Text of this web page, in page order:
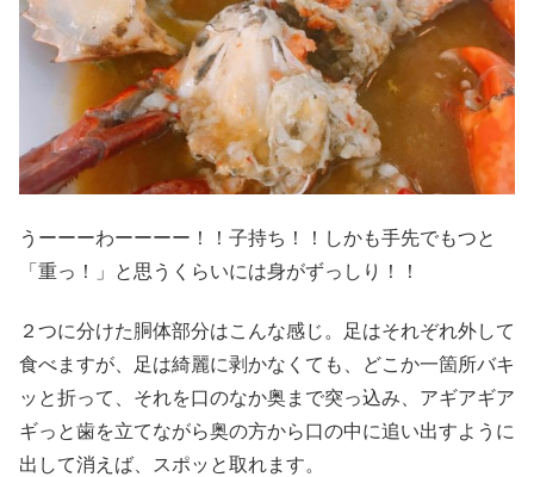
うーーーわーーーー！！子持ち！！しかも手先でもつと
「重っ！」と思うくらいには身がずっしり！！
２つに分けた胴体部分はこんな感じ。足はそれぞれ外して
食べますが、足は綺麗に剥かなくても、どこか一箇所バキ
ッと折って、それを口のなか奥まで突っ込み、アギアギア
ギっと歯を立てながら奥の方から口の中に追い出すように
出して消えば、スポッと取れます。